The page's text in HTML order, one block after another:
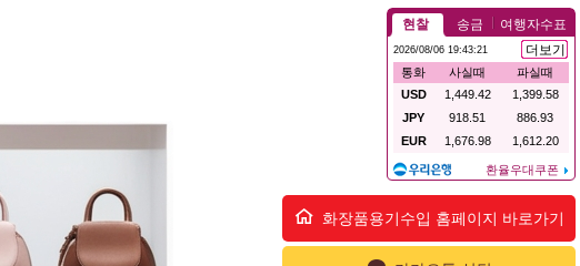
화장품용기수입 홈페이지 바로가기